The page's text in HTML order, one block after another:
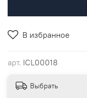
В избранное
арт. ICL00018
Выбрать